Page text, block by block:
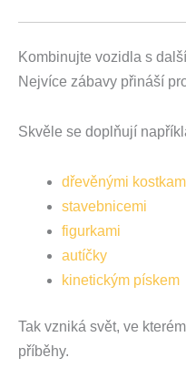
Kombinujte vozidla s
Nejvíce zábavy přináší
Skvěle se doplňují
dřevěnými
stavebnicemi
figurkami
autíčky
kinetickým pískem
Tak vzniká svět, ve
příběhy.